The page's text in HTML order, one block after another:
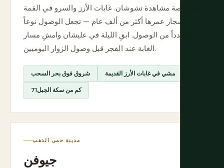
من منصة مشاهدة تشوشان. غابات الأرز والسرو في القمة
— أشجار عمرها أكثر من ألف عام — تجعل الوصول نوعاً
محدداً من الوصول. ابقِ الليلة في عليشان وامشِ مسار
الغابة عند الفجر قبل وصول الزوار اليوميين.
شروق فوق بحر السحب مشي في غابات الأرز القديمة
71كم من سكة الجبل
مدينة حمى الذهب
جيوفن